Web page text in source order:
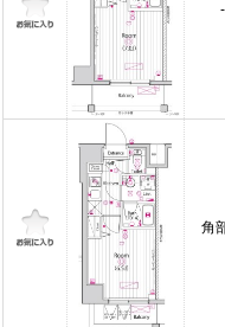
-
角